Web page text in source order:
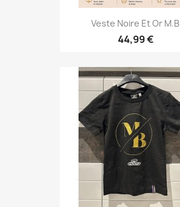
Veste Noire Et Or M.B
44,99 €